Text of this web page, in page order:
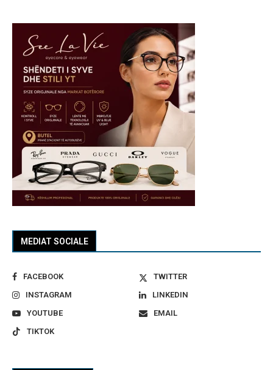
MEDIAT SOCIALE
FACEBOOK
TWITTER
INSTAGRAM
LINKEDIN
YOUTUBE
EMAIL
TIKTOK